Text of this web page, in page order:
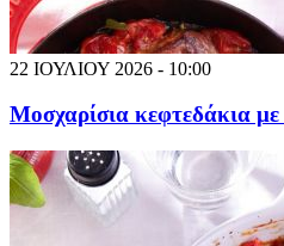
22 ΙΟΥΛΙΟΥ 2026 - 10:00
Μοσχαρίσια κεφτεδάκια με